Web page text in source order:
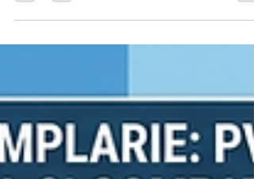
componentă a termopanelor – este o